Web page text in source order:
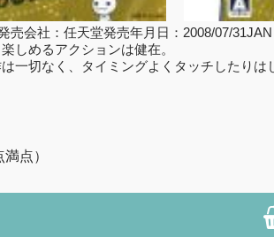
売会社：任天堂発売年月日：2008/07/
しめるアクションは健在。
一切なく、タイミングよくタッチしたりは
点）